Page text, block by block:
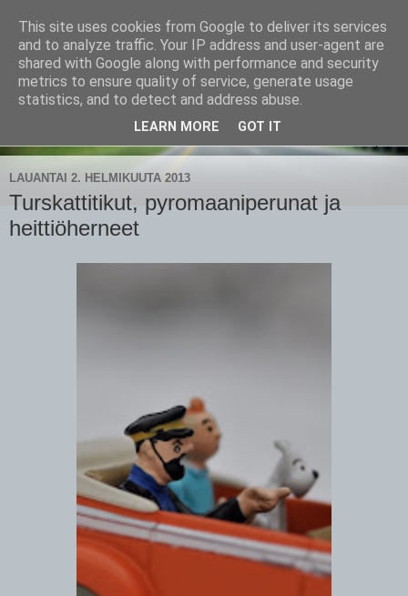
CampaSimpukka
kammen- ja kauhanpyöritystä
LAUANTAI 2. HELMIKUUTA 2013
Turskattitikut, pyromaaniperunat ja
heittiöherneet
This site uses cookies from Google to deliver its services
and to analyze traffic. Your IP address and user-agent are
shared with Google along with performance and security
metrics to ensure quality of service, generate usage
statistics, and to detect and address abuse.
LEARN MORE GOT IT